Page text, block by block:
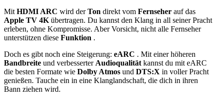
Mit HDMI ARC wird derTon direkt vom Fernseher auf das
Apple TV 4K übertragen. Du kannst den Klang in all seiner Pracht
erleben, ohne Kompromisse. Aber Vorsicht, nicht alle Fernseher
unterstützen diese Funktion .
Doch es gibt noch eine Steigerung: eARC . Mit einer höheren
Bandbreite und verbesserter Audioqualität kannst du mit eARC
die besten Formate wie Dolby Atmos und DTS:X in voller Pracht
genießen. Tauche ein in eine Klanglandschaft, die dich in ihren
Bann ziehen wird.